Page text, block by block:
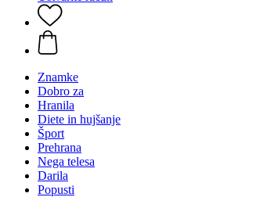
Znamke
Dobro za
Hranila
Diete in hujšanje
Šport
Prehrana
Nega telesa
Darila
Popusti